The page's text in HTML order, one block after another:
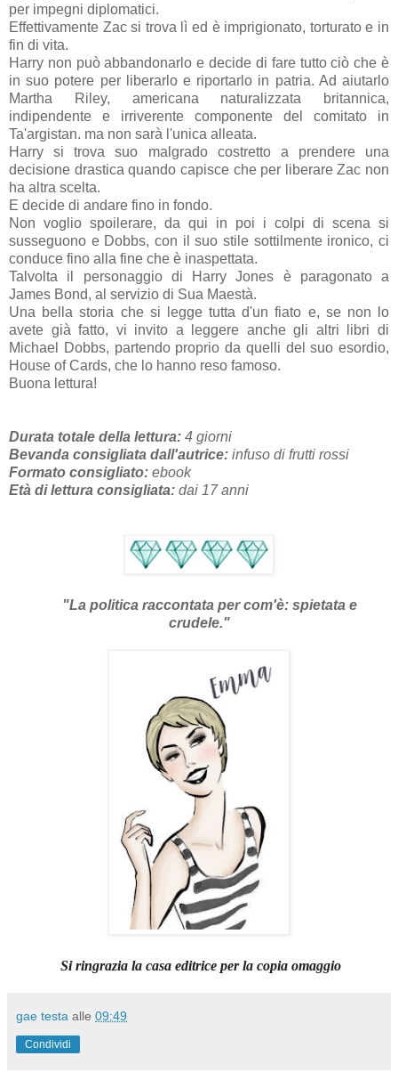
per impegni diplomatici.
Effettivamente Zac si trova lì ed è imprigionato, torturato e in
fin di vita.
Harry non può abbandonarlo e decide di fare tutto ciò che è
in suo potere per liberarlo e riportarlo in patria. Ad aiutarlo
Martha Riley, americana naturalizzata britannica,
indipendente e irriverente componente del comitato in
Ta'argistan. ma non sarà l'unica alleata.
Harry si trova suo malgrado costretto a prendere una
decisione drastica quando capisce che per liberare Zac non
ha altra scelta.
E decide di andare fino in fondo.
Non voglio spoilerare, da qui in poi i colpi di scena si
susseguono e Dobbs, con il suo stile sottilmente ironico, ci
conduce fino alla fine che è inaspettata.
Talvolta il personaggio di Harry Jones è paragonato a
James Bond, al servizio di Sua Maestà.
Una bella storia che si legge tutta d'un fiato e, se non lo
avete già fatto, vi invito a leggere anche gli altri libri di
Michael Dobbs, partendo proprio da quelli del suo esordio,
House of Cards, che lo hanno reso famoso.
Buona lettura!
Durata totale della lettura: 4 giorni
Bevanda consigliata dall'autrice: infuso di frutti rossi
Formato consigliato: ebook
Età di lettura consigliata: dai 17 anni
"La politica raccontata per com'è: spietata e
crudele."
Si ringrazia la casa editrice per la copia omaggio
gae testa alle 09:49
Condividi